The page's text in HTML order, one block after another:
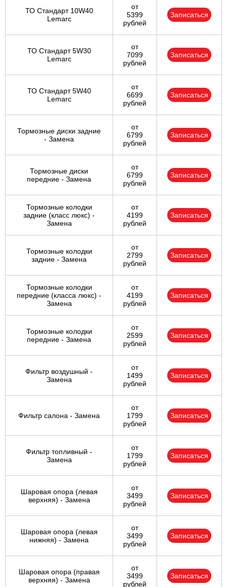
ТО Стандарт 10W40
Lemarc
от
5399
рублей
Записаться
ТО Стандарт 5W30
Lemarc
от
7099
рублей
Записаться
ТО Стандарт 5W40
Lemarc
от
6699
рублей
Записаться
Тормозные диски задние
- Замена
от
6799
рублей
Записаться
Тормозные диски
передние - Замена
от
6799
рублей
Записаться
Тормозные колодки
задние (класс люкс) -
Замена
от
4199
рублей
Записаться
Тормозные колодки
задние - Замена
от
2799
рублей
Записаться
Тормозные колодки
передние (класса люкс) -
Замена
от
4199
рублей
Записаться
Тормозные колодки
передние - Замена
от
2599
рублей
Записаться
Фильтр воздушный -
Замена
от
1499
рублей
Записаться
Фильтр салона - Замена
от
1799
рублей
Записаться
Фильтр топливный -
Замена
от
1799
рублей
Записаться
Шаровая опора (левая
верхняя) - Замена
от
3499
рублей
Записаться
Шаровая опора (левая
нижняя) - Замена
от
3499
рублей
Записаться
Шаровая опора (правая
верхняя) - Замена
от
3499
рублей
Записаться